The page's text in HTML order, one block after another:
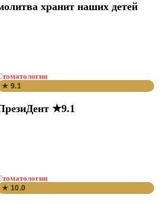
хранит наших детей
★ 9.1
★9.1
★ 10.0